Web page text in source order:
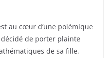
au cœur d’une polémique
de porter plainte
de sa fille,